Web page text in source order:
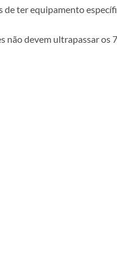
de ter equipamento
não devem ultrapassar os